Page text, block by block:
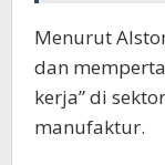
Menurut
dan
kerja” di
manufaktur.